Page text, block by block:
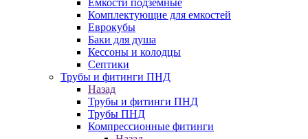
Емкости подземные
Комплектующие для емкостей
Еврокубы
Баки для душа
Кессоны и колодцы
Септики
Трубы и фитинги ПНД
Назад
Трубы и фитинги ПНД
Трубы ПНД
Компрессионные фитинги